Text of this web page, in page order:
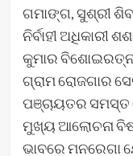
ଗମାଙ୍ଗ, ସୁଶ୍ରୀ
ନିର୍ବାହୀ
କୁମାର
ଗ୍ରାମ ରୋଜଗାର
ପଞ୍ଚାୟତର ସମସ୍ତ
ମୁଖ୍ୟ ଆଲୋଚନା
ଭାବରେ ମନରେଗା